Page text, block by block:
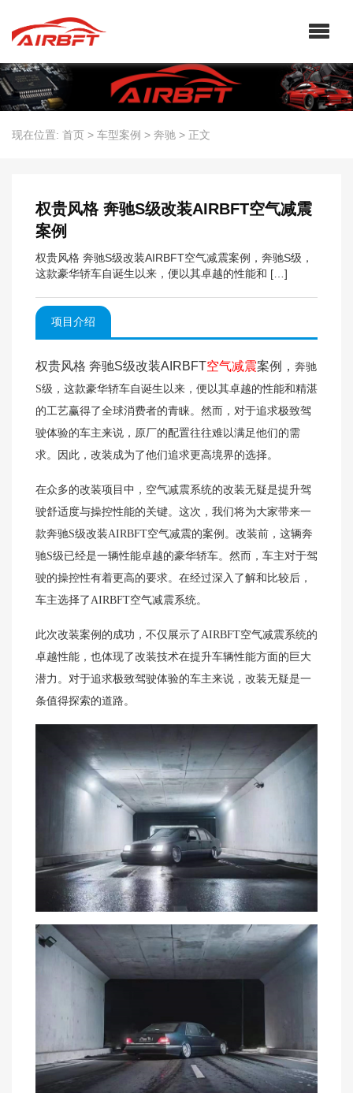
现在位置: 首页 > 车型案例 > 奔驰 > 正文
权贵风格 奔驰S级改装AIRBFT空气减震
案例
权贵风格 奔驰S级改装AIRBFT空气减震案例，奔驰S级，
这款豪华轿车自诞生以来，便以其卓越的性能和 […]
项目介绍
权贵风格 奔驰S级改装AIRBFT空气减震案例， 奔驰
S级，这款豪华轿车自诞生以来，便以其卓越的性能和精湛
的工艺赢得了全球消费者的青睐。然而，对于追求极致驾
驶体验的车主来说，原厂的配置往往难以满足他们的需
求。因此，改装成为了他们追求更高境界的选择。
在众多的改装项目中，空气减震系统的改装无疑是提升驾
驶舒适度与操控性能的关键。这次，我们将为大家带来一
款奔驰S级改装AIRBFT空气减震的案例。 改装前，这辆奔
驰S级已经是一辆性能卓越的豪华轿车。然而，车主对于驾
驶的操控性有着更高的要求。在经过深入了解和比较后，
车主选择了AIRBFT空气减震系统。
此次改装案例的成功，不仅展示了AIRBFT空气减震系统的
卓越性能，也体现了改装技术在提升车辆性能方面的巨大
潜力。对于追求极致驾驶体验的车主来说，改装无疑是一
条值得探索的道路。